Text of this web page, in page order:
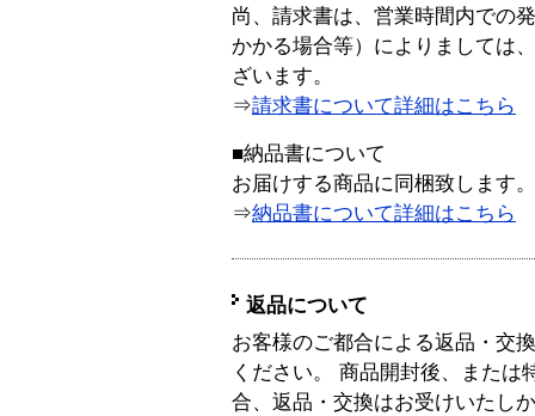
尚、請求書は、営業時間内での
かかる場合等）によりましては
ざいます。
⇒請求書について詳細はこちら
■納品書について
お届けする商品に同梱致します。
⇒納品書について詳細はこちら
返品について
お客様のご都合による返品・交
ください。 商品開封後、または
合、返品・交換はお受けいたし